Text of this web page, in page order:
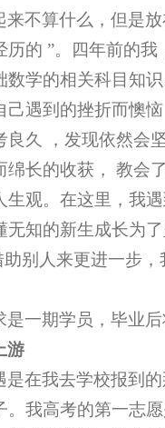
来不算什么，但是
历的 ”。四年前的
数学的相关科目知
己遇到的挫折而懊
良久 ，发现依然会
绵长的收获， 教会
生观。在这里，我
知的新生成长为了
助别人来更进一步
是一期学员，毕业
游
是在我去学校报到
。我高考的第一志